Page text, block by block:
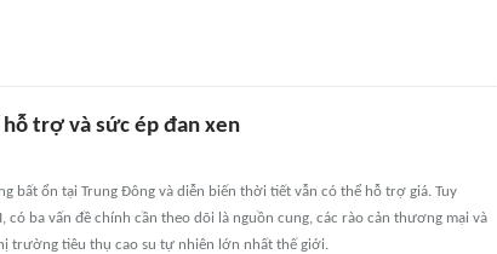
hỗ trợ và sức ép đan xen
bất ổn tại Trung Đông và diễn biến thời tiết vẫn có thể hỗ trợ giá. Tuy
có ba vấn đề chính cần theo dõi là nguồn cung, các rào cản thương mại và
trường tiêu thụ cao su tự nhiên lớn nhất thế giới.